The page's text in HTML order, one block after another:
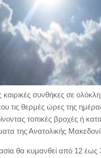
συνθήκες σε
τις θερμές ώρες της
τοπικές βροχές ή
της Ανατολικής
θα κυμανθεί από 12 έως